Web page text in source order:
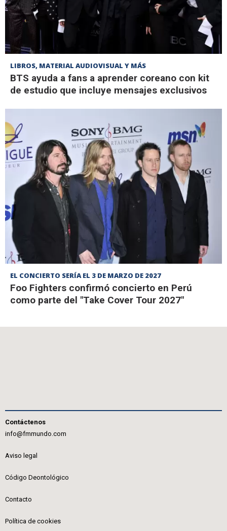
LIBROS, MATERIAL AUDIOVISUAL Y MÁS
BTS ayuda a fans a aprender coreano con kit
de estudio que incluye mensajes exclusivos
EL CONCIERTO SERÍA EL 3 DE MARZO DE 2027
Foo Fighters confirmó concierto en Perú
como parte del "Take Cover Tour 2027"
Contáctenos
info@fmmundo.com
Aviso legal
Código Deontológico
Contacto
Política de cookies